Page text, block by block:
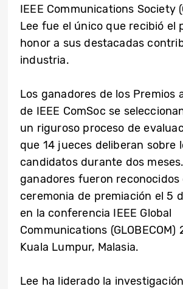
IEEE Communications Society
Lee fue el único que recibió el
honor a sus destacadas
industria.
Los ganadores de los Premios
de IEEE ComSoc se
un riguroso proceso de
que 14 jueces deliberan sobre
candidatos durante dos
ganadores fueron reconocidos
ceremonia de premiación el 5
en la conferencia IEEE Global
Communications (GLOBECOM)
Kuala Lumpur, Malasia.
Lee ha liderado la